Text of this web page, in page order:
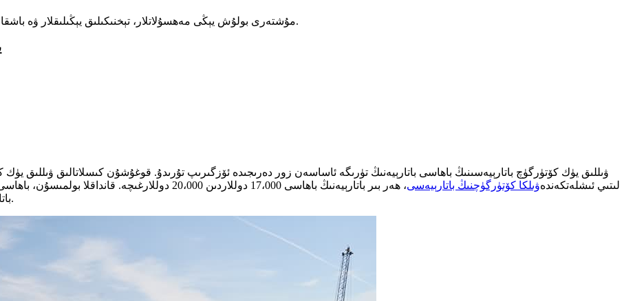
مۇشتەرى بولۇشيېڭى مەھسۇلاتلار، تېخنىكىلىق يېڭىلىقلار ۋە باشقا نەرسىلەردىن تۇنجى بولۇپ خەۋەردار بولۇڭ ۋە مۇشتەرى بولۇڭ.
لىتىي ئىشلەتكەندەۋىلكا كۆتۈرگۈچنىڭ باتارېيەسى
، ھەر بىر باتارېيەنىڭ باھاسى 17،000 دوللاردىن 20،000
باتارېيەگە ئىگە بولۇشنىڭ ئەمەلىي تەننەرخىنى ئەكس ئەتتۈرەلمەيدۇ.